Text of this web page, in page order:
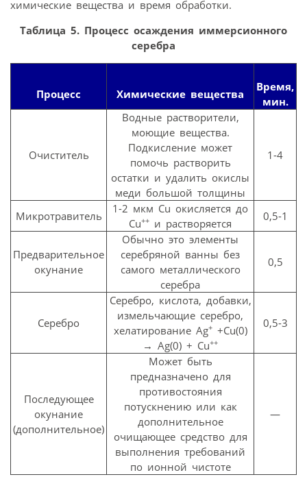
химические вещества и время обработки.
Таблица 5. Процесс осаждения иммерсионного
серебра
Процесс Химические вещества
Время,
мин.
Очиститель
Водные растворители,
моющие вещества.
Подкисление может
помочь растворить
остатки и удалить окислы
меди большой толщины
1-4
Микротравитель
1-2 мкм Cu окисляется до
Cu++ и растворяется
0,5-1
Предварительное
окунание
Обычно это элементы
серебряной ванны без
самого металлического
серебра
0,5
Серебро
Серебро, кислота, добавки,
измельчающие серебро,
хелатирование Ag++Cu(0)
→ Ag(0) + Cu++
0,5-3
Последующее
окунание
(дополнительное)
Может быть
предназначено для
противостояния
потускнению или как
дополнительное
очищающее средство для
выполнения требований
по ионной чистоте
—